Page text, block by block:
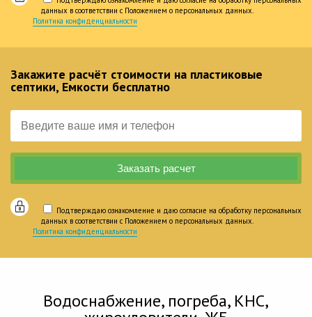
данных в соответствии с Положением о персональных данных.
Политика конфиденциальности
Закажите расчёт стоимости на пластиковые
септики, Емкости бесплатно
Подтверждаю ознакомление и даю согласие на обработку персональных
данных в соответствии с Положением о персональных данных.
Политика конфиденциальности
Водоснабжение, погреба, КНС,